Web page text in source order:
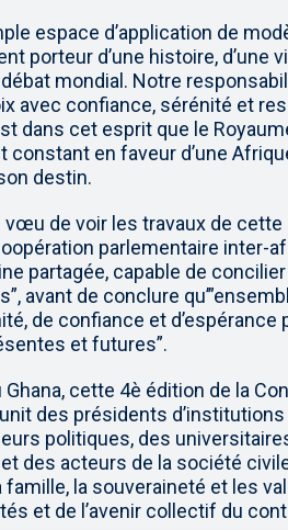
espace d’application de
porteur d’une histoire, d’une
mondial. Notre
avec confiance, sérénité et
dans cet esprit que le
constant en faveur d’une
destin.
vœu de voir les travaux de
parlementaire inter-
partagée, capable de
avant de conclure
de confiance et d’espérance
et futures”.
cette 4è édition de la
des présidents
politiques, des
des acteurs de la société
la souveraineté et les
et de l’avenir collectif du